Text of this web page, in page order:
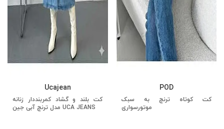
POD
کت کوتاه ترنچ به سبک
موتورسواری
Ucajean
کت بلند و گشاد کمربنددار زنانه
UCA JEANS مدل ترنچ آبی جین